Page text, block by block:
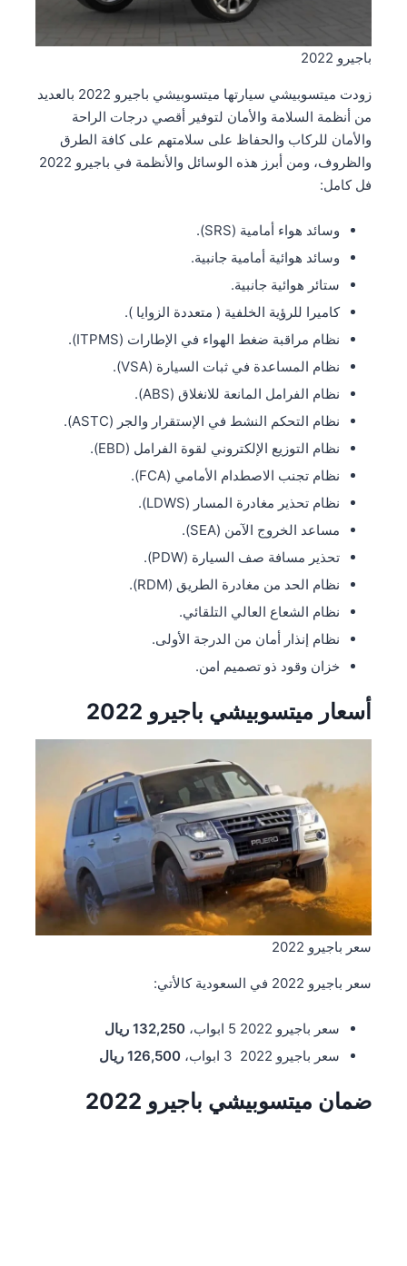
باجيرو 2022
زودت ميتسوبيشي سيارتها ميتسوبيشي باجيرو 2022 بالعديد
من أنظمة السلامة والأمان لتوفير أقصي درجات الراحة
والأمان للركاب والحفاظ على سلامتهم على كافة الطرق
والظروف، ومن أبرز هذه الوسائل والأنظمة في باجيرو 2022
فل كامل:
وسائد هواء أمامية (SRS).
وسائد هوائية أمامية جانبية.
ستائر هوائية جانبية.
كاميرا للرؤية الخلفية ( متعددة الزوايا ).
نظام مراقبة ضغط الهواء في الإطارات (ITPMS).
نظام المساعدة في ثبات السيارة (VSA).
نظام الفرامل المانعة للانغلاق (ABS).
نظام التحكم النشط في الإستقرار والجر (ASTC).
نظام التوزيع الإلكتروني لقوة الفرامل (EBD).
نظام تجنب الاصطدام الأمامي (FCA).
نظام تحذير مغادرة المسار (LDWS).
مساعد الخروج الآمن (SEA).
تحذير مسافة صف السيارة (PDW).
نظام الحد من مغادرة الطريق (RDM).
نظام الشعاع العالي التلقائي.
نظام إنذار أمان من الدرجة الأولى.
خزان وقود ذو تصميم امن.
أسعار ميتسوبيشي باجيرو 2022
سعر باجيرو 2022
سعر باجيرو 2022 في السعودية كالأتي:
سعر باجيرو 2022 5 ابواب،
132,250 ريال
سعر باجيرو 2022 3 ابواب،
126,500 ريال
ضمان ميتسوبيشي باجيرو 2022